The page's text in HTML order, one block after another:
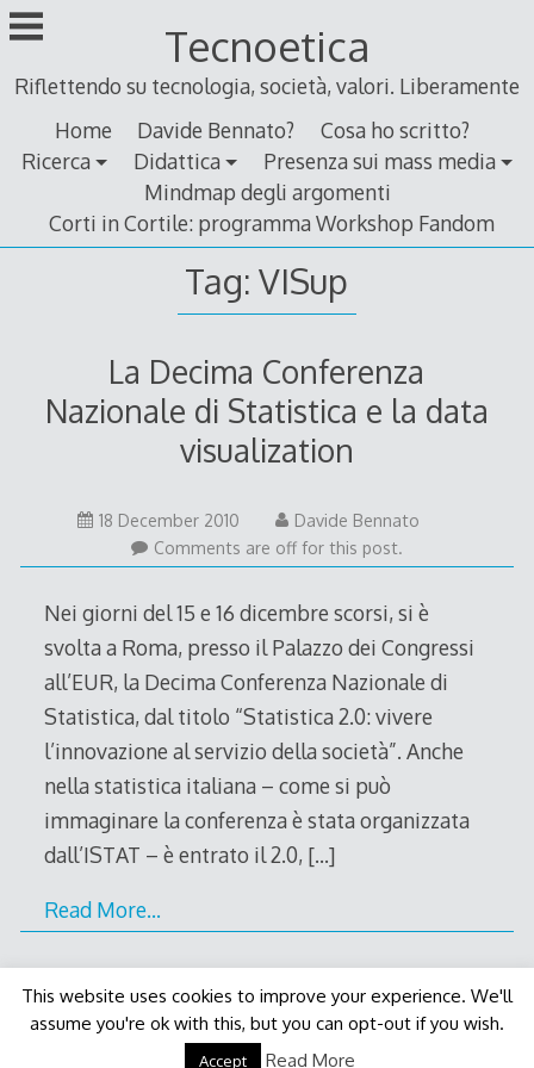
Skip
to
Tecnoetica
Riflettendo su tecnologia, società, valori. Liberamente
Home
Davide Bennato?
Cosa ho scritto?
Ricerca
Didattica
Presenza sui mass media
Mindmap degli argomenti
Corti in Cortile: programma Workshop Fandom
Tag:VISup
La Decima Conferenza
Nazionale di Statistica e la data
visualization
18 December 2010
December
2010
Davide Bennato
Comments are off for this post.
Nei giorni del 15 e 16 dicembre scorsi, si è
svolta a Roma, presso il Palazzo dei Congressi
all’EUR, la Decima Conferenza Nazionale di
Statistica, dal titolo “Statistica 2.0: vivere
l’innovazione al servizio della società”. Anche
nella statistica italiana – come si può
immaginare la conferenza è stata organizzata
dall’ISTAT – è entrato il 2.0, […]
Read More…
Decode Themeby Macho Themes
This website uses cookies to improve your experience. We'll
assume you're ok with this, but you can opt-out if you wish.
Accept Read More